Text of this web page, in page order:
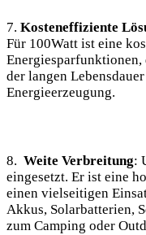
7.​ Kosteneffiziente
Für 100Watt ist eine
der langen
Energieerzeugung.
8. ⁢ Weite‌ Verbreitung:
eingesetzt. Er ist eine
einen vielseitigen
Akkus, Solarbatterien,
zum Camping ⁤oder